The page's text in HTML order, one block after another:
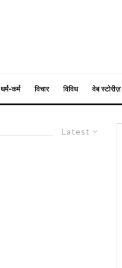
धर्म-कर्म विचार विविध वेब स्टोरीज़
Latest